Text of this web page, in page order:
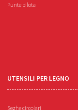
Punte pilota
UTENSILI PER LEGNO
Seghe circolari